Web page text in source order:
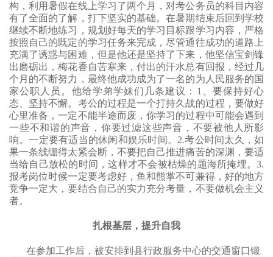
构，利用暑假在线上学习了两个月，对考公务员的科目内容
有了全面的了解，打下坚实的基础。在暑期结束后回到学校
继续不断地练习，规划好每天的学习目标跟学习内容，严格
按照自己的既定的学习任务来完成，尽管通往成功的道路上
充满了诱惑与困难，但是他还是坚持了下来，他坚信宝剑锋
出磨砺出，梅花香自苦寒来，付出的汗水总有回报，经过几
个月的不断努力，最终他成功成为了一名的为人民服务的国
家公职人员。他给学弟学妹们几条建议： 1、要保持好心
态、坚持不懈。考公的过程是一个打持久战的过程，要做好
心里准备，一定不能半途而废，你学习的过程中可能会遇到
一些不和谐的声音，你要过滤这些声音，不要被他人所影
响。一定要有适当的休闲和娱乐时间。2.考公时间太久，如
果一条线绷得太紧会断，不要把自己推进痛苦的深渊，要适
当给自己放松的时间，这样才不会被枯燥的题海所掩埋。3.
报考岗位时候一定要考虑好，鱼和熊掌不可兼得，好的地方
竞争一定大，要结合自己的实力充分考量，不要做机会主义
者。
扎根基层，提升自我
在参加工作后，被安排到县行政服务中心的交通窗口锻